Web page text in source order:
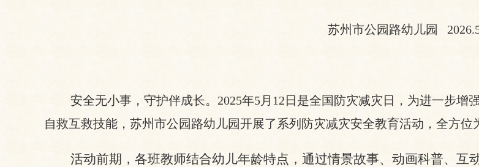
苏州市公园路幼儿园
安全无小事，守护伴成长。 2025年5月12日是全国防灾减灾日，为进一步
自救互救技能，苏州市公园路幼儿园开展了系列防灾减灾安全教育活动，全方位
活动前期，各班教师结合幼儿年龄特点，通过情景故事、动画科普、互